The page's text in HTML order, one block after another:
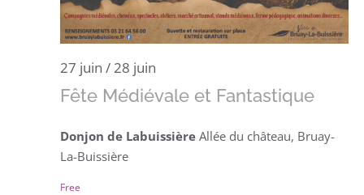
27 juin /28 juin
Fête Médiévale et Fantastique
Donjon de Labuissière Allée du château, Bruay-
La-Buissière
Free